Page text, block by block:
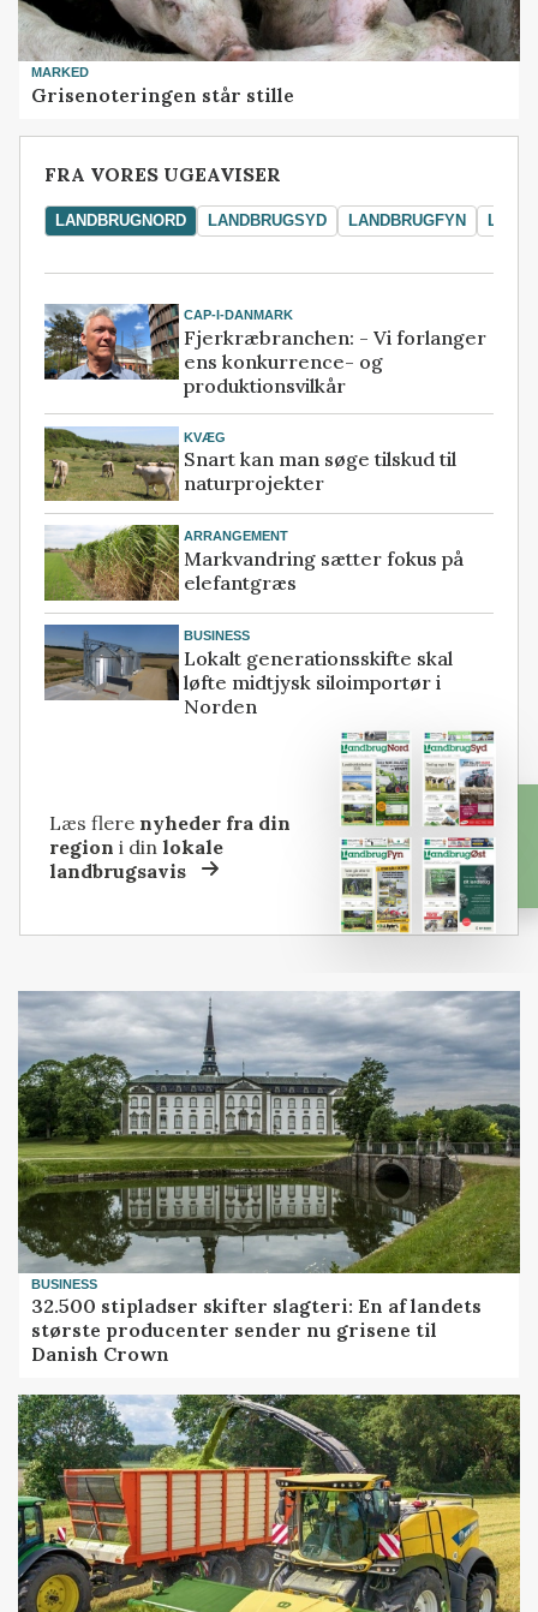
MARKED
Grisenoteringen står stille
FRA VORES UGEAVISER
LANDBRUGNORD LANDBRUGSYD LANDBRUGFYN
CAP-I-DANMARK
Fjerkræbranchen: - Vi forlanger
ens konkurrence- og
produktionsvilkår
KVÆG
Snart kan man søge tilskud til
naturprojekter
ARRANGEMENT
Markvandring sætter fokus på
elefantgræs
BUSINESS
Lokalt generationsskifte skal
løfte midtjysk siloimportør i
Norden
Læs flere nyheder fra din
region i dinlokale
landbrugsavis
BUSINESS
32.500 stipladser skifter slagteri: En af landets
største producenter sender nu grisene til
Danish Crown